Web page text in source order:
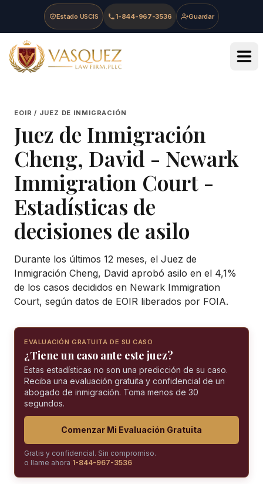
Skip to main content
Skip to navigation
Skip to footer
Estado USCIS 1-844-967-3536 Guardar
Vasquez Law Firm - Home
EOIR / JUEZ DE INMIGRACIÓN
Juez de Inmigración
Cheng, David - Newark
Immigration Court -
Estadísticas de
decisiones de asilo
Durante los últimos 12 meses, el Juez de
Inmigración Cheng, David aprobó asilo en el 4,1%
de los casos decididos en Newark Immigration
Court, según datos de EOIR liberados por FOIA.
EVALUACIÓN GRATUITA DE SU CASO
¿Tiene un caso ante este juez?
Estas estadísticas no son una predicción de su caso.
Reciba una evaluación gratuita y confidencial de un
abogado de inmigración. Toma menos de 30
segundos.
Comenzar Mi Evaluación Gratuita
Gratis y confidencial. Sin compromiso.
o llame ahora 1-844-967-3536